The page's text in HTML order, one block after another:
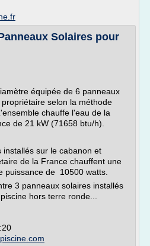
Solaires pour
équipée de 6 panneaux
selon la méthode
chauffe l'eau de la
de 21 kW (71658 btu/h).
sur le cabanon et
de la France chauffent une
puissance de 10500 watts.
3 panneaux solaires installés
hors terre ronde...